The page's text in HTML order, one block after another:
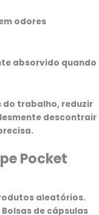
odores
absorvido quando
do trabalho, reduzir
descontrair
Pocket
aleatórios.
Bolsas de cápsulas